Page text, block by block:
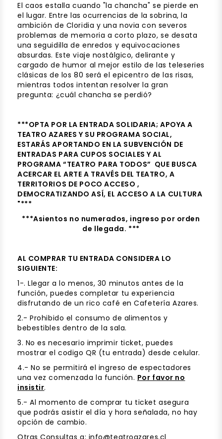
El caos estalla cuando "la chancha" se pierde en
el lugar. Entre las ocurrencias de la sobrina, la
ambición de Cloridia y una novia con severos
problemas de memoria a corto plazo, se desata
una seguidilla de enredos y equivocaciones
absurdas. Este viaje nostálgico, delirante y
cargado de humor al mejor estilo de las teleseries
clásicas de los 80 será el epicentro de las risas,
mientras todos intentan resolver la gran
pregunta: ¿cuál chancha se perdió?
***OPTA POR LA ENTRADA SOLIDARIA; APOYA A
TEATRO AZARES Y SU PROGRAMA SOCIAL,
ESTARÁS APORTANDO EN LA SUBVENCIÓN DE
ENTRADAS PARA CUPOS SOCIALES Y AL
PROGRAMA “TEATRO PARA TODOS” QUE BUSCA
ACERCAR EL ARTE A TRAVÉS DEL TEATRO, A
TERRITORIOS DE POCO ACCESO ,
DEMOCRATIZANDO ASÍ, EL ACCESO A LA CULTURA
"***
***Asientos no numerados, ingreso por orden
de llegada. ***
AL COMPRAR TU ENTRADA CONSIDERA LO
SIGUIENTE:
1-. Llegar a lo menos, 30 minutos antes de la
función, puedes completar tu experiencia
disfrutando de un rico café en Cafetería Azares.
2.- Prohibido el consumo de alimentos y
bebestibles dentro de la sala.
3. No es necesario imprimir ticket, puedes
mostrar el codigo QR (tu entrada) desde celular.
4.- No se permitirá el ingreso de espectadores
una vez comenzada la función. Por favor no
insistir.
5.- Al momento de comprar tu ticket asegura
que podrás asistir el día y hora señalada, no hay
opción de cambio.